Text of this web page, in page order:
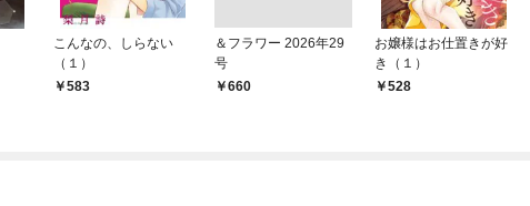
こんなの、しらない
（１）
583
＆フラワー 2026年29
号
￥660
お嬢様はお仕置きが好
き（１）
528